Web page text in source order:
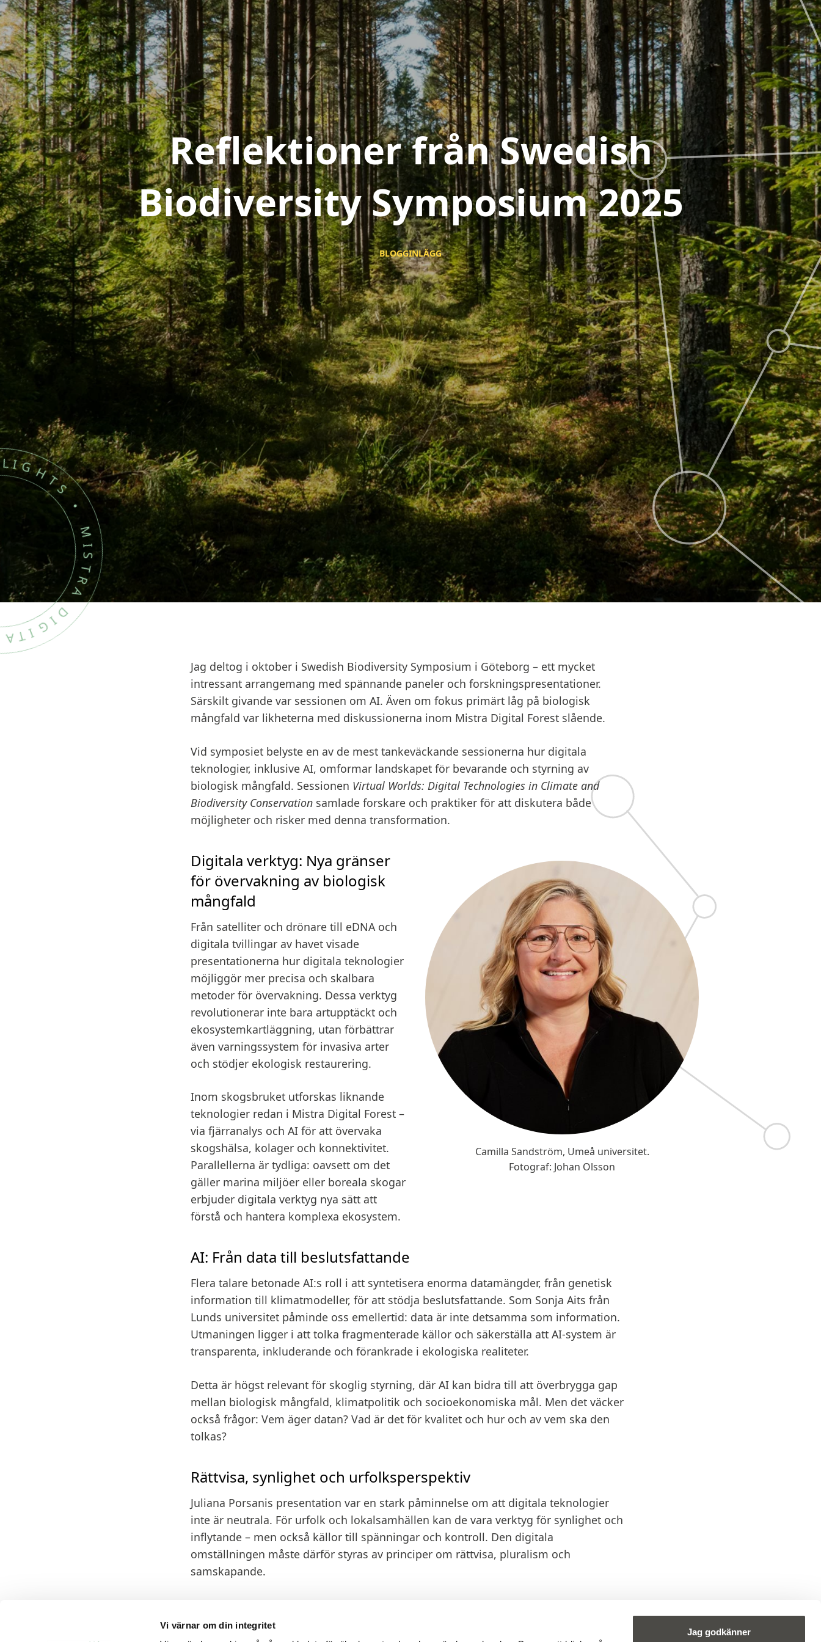
Vi värnar om din integritet
Jag godkänner
Reflektioner från Swedish
Biodiversity Symposium 2025
BLOGGINLÄGG
M
I
S
T
R
A
D
I
G
G HLIG
H
T
•
Jag deltog i oktober i Swedish Biodiversity Symposium i Göteborg – ett mycket
intressant arrangemang med spännande paneler och forskningspresentationer.
Särskilt givande var sessionen om AI. Även om fokus primärt låg på biologisk
mångfald var likheterna med diskussionerna inom Mistra Digital Forest slående.
Vid symposiet belyste en av de mest tankeväckande sessionerna hur digitala
teknologier, inklusive AI, omformar landskapet för bevarande och styrning av
biologisk mångfald. Sessionen Virtual Worlds: Digital Technologies in Climate and
Biodiversity Conservation samlade forskare och praktiker för att diskutera både
möjligheter och risker med denna transformation.
Camilla Sandström, Umeå universitet.
Fotograf: Johan Olsson
Digitala verktyg: Nya gränser
för övervakning av biologisk
mångfald
Från satelliter och drönare till eDNA och
digitala tvillingar av havet visade
presentationerna hur digitala teknologier
möjliggör mer precisa och skalbara
metoder för övervakning. Dessa verktyg
revolutionerar inte bara artupptäckt och
ekosystemkartläggning, utan förbättrar
även varningssystem för invasiva arter
och stödjer ekologisk restaurering.
Inom skogsbruket utforskas liknande
teknologier redan i Mistra Digital Forest –
via fjärranalys och AI för att övervaka
skogshälsa, kolager och konnektivitet.
Parallellerna är tydliga: oavsett om det
gäller marina miljöer eller boreala skogar
erbjuder digitala verktyg nya sätt att
förstå och hantera komplexa ekosystem.
AI: Från data till beslutsfattande
Flera talare betonade AI:s roll i att syntetisera enorma datamängder, från genetisk
information till klimatmodeller, för att stödja beslutsfattande. Som Sonja Aits från
Lunds universitet påminde oss emellertid: data är inte detsamma som information.
Utmaningen ligger i att tolka fragmenterade källor och säkerställa att AI-system är
transparenta, inkluderande och förankrade i ekologiska realiteter.
Detta är högst relevant för skoglig styrning, där AI kan bidra till att överbrygga gap
mellan biologisk mångfald, klimatpolitik och socioekonomiska mål. Men det väcker
också frågor: Vem äger datan? Vad är det för kvalitet och hur och av vem ska den
tolkas?
Rättvisa, synlighet och urfolksperspektiv
Juliana Porsanis presentation var en stark påminnelse om att digitala teknologier
inte är neutrala. För urfolk och lokalsamhällen kan de vara verktyg för synlighet och
inflytande – men också källor till spänningar och kontroll. Den digitala
omställningen måste därför styras av principer om rättvisa, pluralism och
samskapande.
relevant. Mistra Digital Forest har möjlighet att gå i täten för att säkerställa att digital
innovation stödjer, snarare än ersätter, mångfald av kunskapssystem.